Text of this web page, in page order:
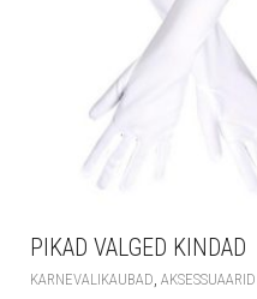
PIKAD VALGED KINDAD
KARNEVALIKAUBAD, AKSESSUAARID